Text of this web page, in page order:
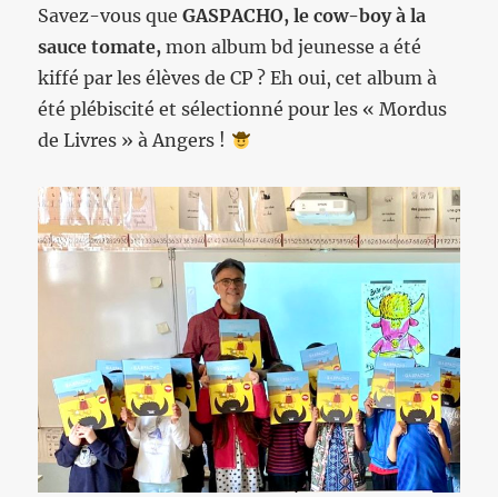
Savez-vous queGASPACHO, le cow-boy à la
sauce tomate, mon album bd jeunesse a été
kiffé par les élèves de CP ? Eh oui, cet album à
été plébiscité et sélectionné pour les « Mordus
de Livres » à Angers !